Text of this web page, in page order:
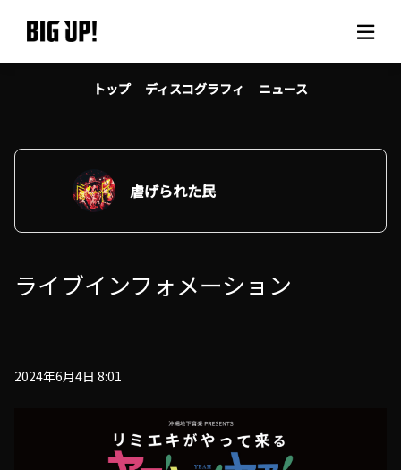
BIG UP!について
ニュース
料金プラン
サポート
ご利用の流れ
トップ ディスコグラフィ ニュース
虐げられた民
ライブインフォメーション
2024年6月4日 8:01